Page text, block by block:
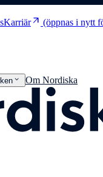
Karriärarrow_outward (öppnas i nytt
expand_more Om Nordiska